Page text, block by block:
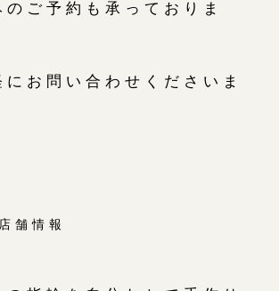
のご予約も承っておりま
お問い合わせくださいま
舗情報